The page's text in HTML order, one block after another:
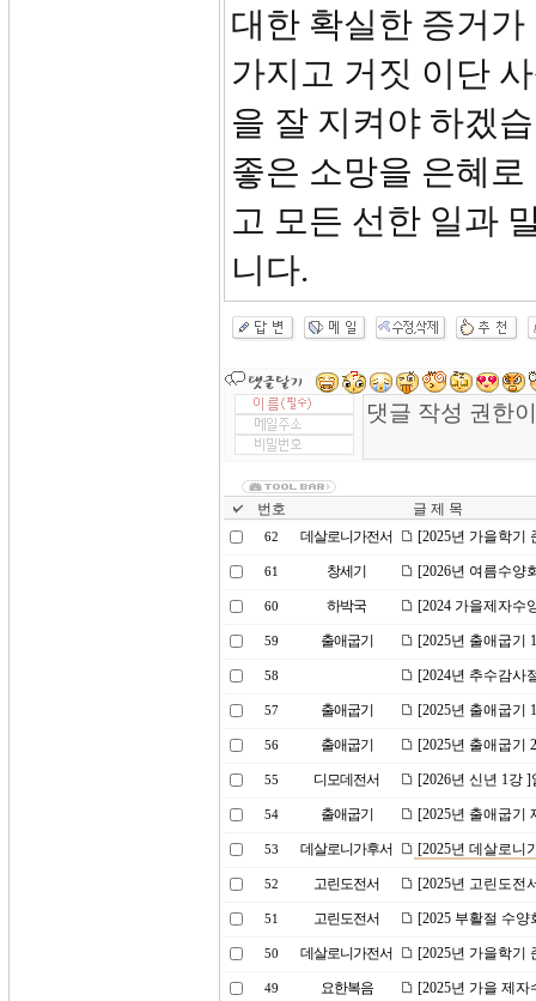
대한 확실한 증거
가지고 거짓 이단
을 잘 지켜야 하겠
좋은 소망을 은혜
고 모든 선한 일과
니다.
번호 글 제 목
62 데살로니가전서 [2025년 가을학기
61 창세기 [2026년 여름수양
60 하박국 [2024 가을제자수
59 출애굽기 [2025년 출애굽기
58 [2024년 추수감사
57 출애굽기 [2025년 출애굽기
56 출애굽기 [2025년 출애굽기
55 디모데전서 [2026년 신년 1강
54 출애굽기 [2025년 출애굽기
53 데살로니가후서 [2025년 데살로니
52 고린도전서 [2025년 고린도전
51 고린도전서 [2025 부활절 수
50 데살로니가전서 [2025년 가을학기
49 요한복음 [2025년 가을 제